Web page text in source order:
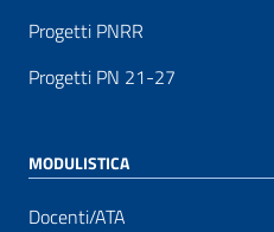
Progetti PNRR
Progetti PN 21-27
MODULISTICA
Docenti/ATA